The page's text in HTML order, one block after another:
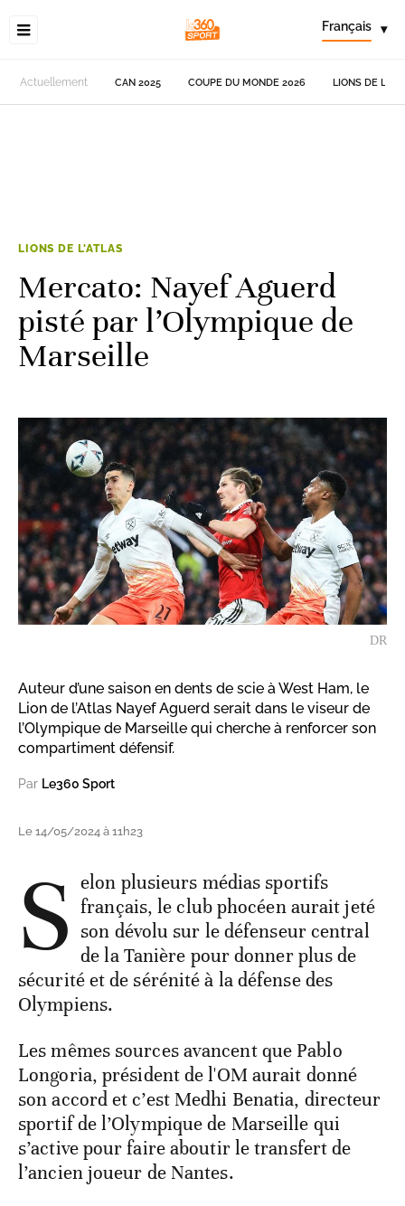
Français ▾
Actuellement CAN 2025 COUPE DU MONDE 2026 LIONS DE
LIONS DE L'ATLAS
Mercato: Nayef Aguerd
pisté par l’Olympique de
Marseille
DR
Auteur d’une saison en dents de scie à West Ham, le
Lion de l’Atlas Nayef Aguerd serait dans le viseur de
l’Olympique de Marseille qui cherche à renforcer son
compartiment défensif.
Par Le360 Sport
Le 14/05/2024 à 11h23
S elon plusieurs médias sportifs
français, le club phocéen aurait jeté
son dévolu sur le défenseur central
de la Tanière pour donner plus de
sécurité et de sérénité à la défense des
Olympiens.
Les mêmes sources avancent que Pablo
Longoria, président de l'OM aurait donné
son accord et c’est Medhi Benatia, directeur
sportif de l’Olympique de Marseille qui
s’active pour faire aboutir le transfert de
l’ancien joueur de Nantes.